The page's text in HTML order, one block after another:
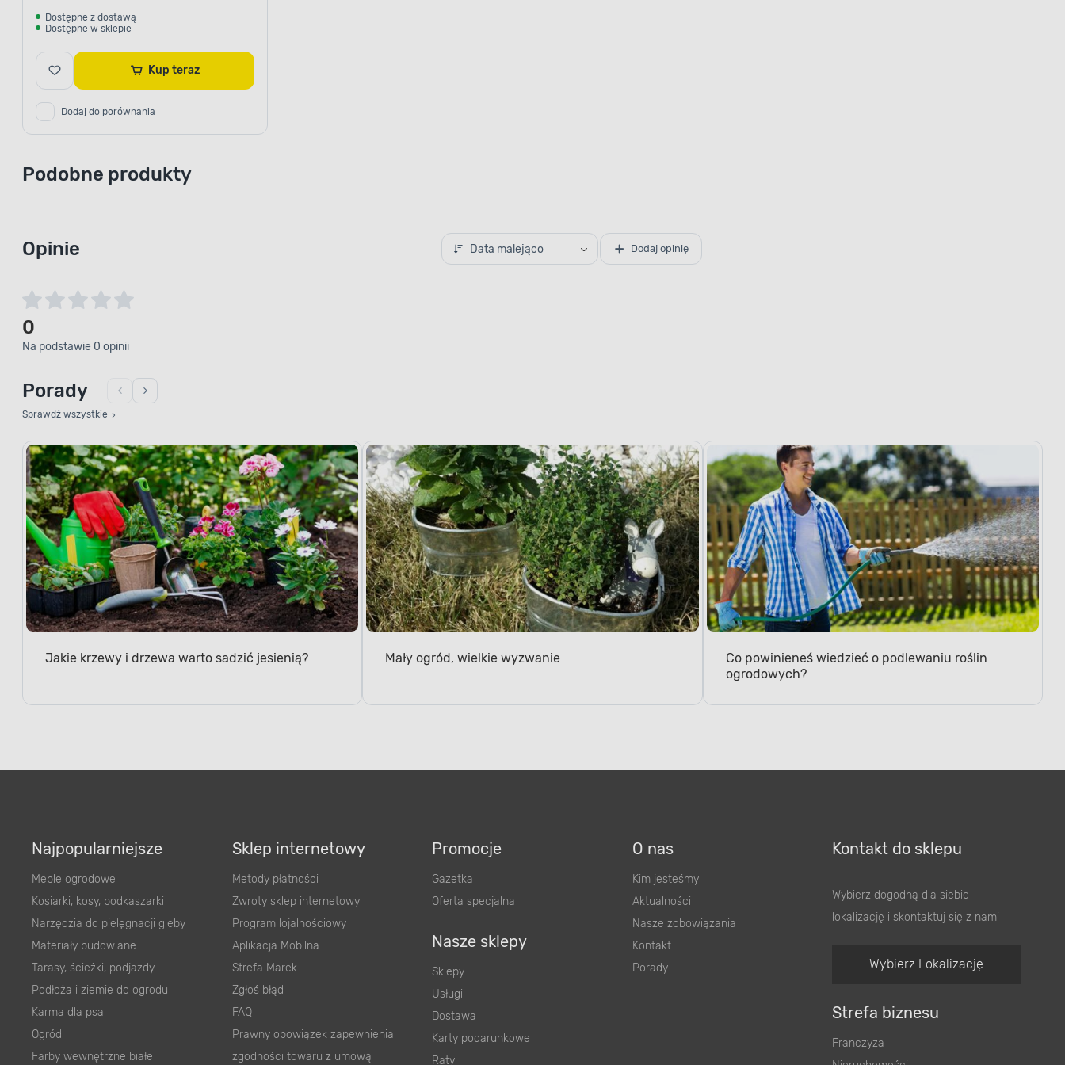
Dostępne z dostawą
Dostępne w sklepie
Kup teraz
Dodaj do porównania
Podobne produkty
Opinie Data malejąco Dodaj opinię
0
Na podstawie 0 opinii
Porady
Sprawdź wszystkie
Jakie krzewy i drzewa warto sadzić jesienią? Mały ogród, wielkie wyzwanie
Co powinieneś wiedzieć o podlewaniu roślin
ogrodowych?
Najpopularniejsze
Meble ogrodowe
Kosiarki, kosy, podkaszarki
Narzędzia do pielęgnacji gleby
Materiały budowlane
Tarasy, ścieżki, podjazdy
Podłoża i ziemie do ogrodu
Karma dla psa
Ogród
Farby wewnętrzne białe
Sklep internetowy
Metody płatności
Zwroty sklep internetowy
Program lojalnościowy
Aplikacja Mobilna
Strefa Marek
Zgłoś błąd
FAQ
Prawny obowiązek zapewnienia
zgodności towaru z umową
Promocje
Gazetka
Oferta specjalna
Nasze sklepy
Sklepy
Usługi
Dostawa
Karty podarunkowe
Raty
O nas
Kim jesteśmy
Aktualności
Nasze zobowiązania
Kontakt
Porady
Kontakt do sklepu
Wybierz dogodną dla siebie
lokalizację i skontaktuj się z nami
Wybierz Lokalizację
Strefa biznesu
Franczyza